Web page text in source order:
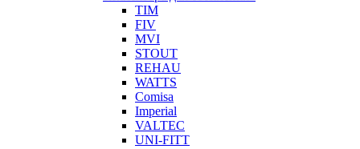
TIM
FIV
MVI
STOUT
REHAU
WATTS
Comisa
Imperial
VALTEC
UNI-FITT